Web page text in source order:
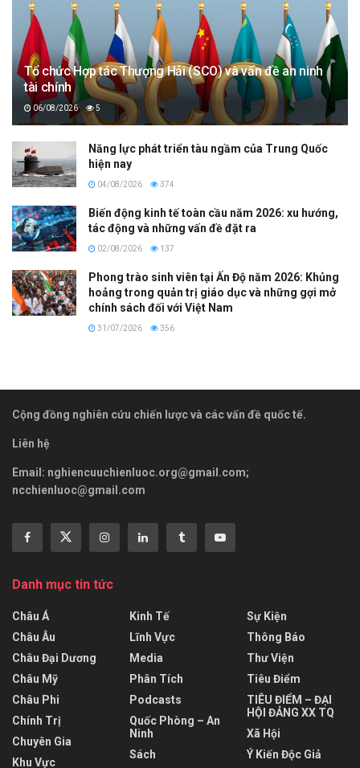
Tổ chức Hợp tác Thượng Hải (SCO) và vấn đề an ninh
tài chính
06/08/2026 5
Năng lực phát triển tàu ngầm của Trung Quốc
hiện nay
04/08/2026 374
Biến động kinh tế toàn cầu năm 2026: xu hướng,
tác động và những vấn đề đặt ra
02/08/2026 137
Phong trào sinh viên tại Ấn Độ năm 2026: Khủng
hoảng trong quản trị giáo dục và những gợi mở
chính sách đối với Việt Nam
31/07/2026 356
Cộng đồng nghiên cứu chiến lược và các vấn đề quốc tế.
Liên hệ
Email: nghiencuuchienluoc.org@gmail.com;
ncchienluoc@gmail.com
Danh mục tin tức
Châu Á
Châu Âu
Châu Đại Dương
Châu Mỹ
Châu Phi
Chính Trị
Chuyên Gia
Khu Vực
Kinh Tế
Lĩnh Vực
Media
Phân Tích
Podcasts
Quốc Phòng – An
Ninh
Sách
Sự Kiện
Thông Báo
Thư Viện
Tiêu Điểm
TIÊU ĐIỂM – ĐẠI
HỘI ĐẢNG XX TQ
Xã Hội
Ý Kiến Độc Giả